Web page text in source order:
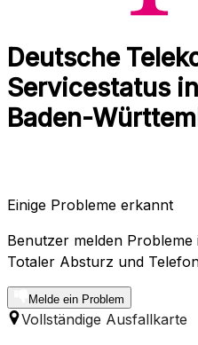
Deutsche
Servicestatus
Baden-
Einige Probleme erkannt
Benutzer melden
Totaler Absturz und
Melde ein Problem
Vollständige Ausfallkarte